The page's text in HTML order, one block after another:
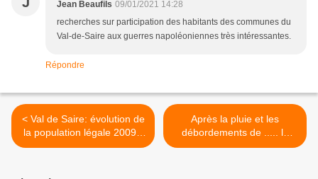
Jean Beaufils 09/01/2021 14:28
recherches sur participation des habitants des communes du
Val-de-Saire aux guerres napoléoniennes très intéressantes.
Répondre
< Val de Saire: évolution de
la population légale 2009 -
2021
Après la pluie et les
débordements de ..... la
Saire >